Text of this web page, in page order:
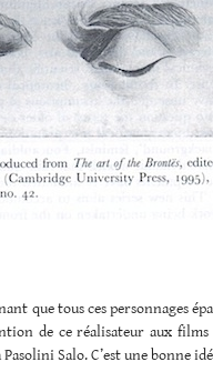
que tous ces personnages
de ce réalisateur aux
Salo. C’est une bonne